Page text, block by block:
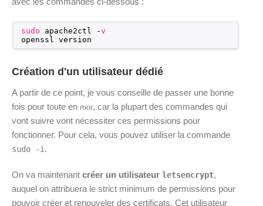
sudo apache2ctl -v
openssl version
Création d'un utilisateur dédié
A partir de ce point, je vous conseille de passer une bonne
fois pour toute en root, car la plupart des commandes qui
vont suivre vont nécessiter ces permissions pour
fonctionner. Pour cela, vous pouvez utiliser la commande
sudo -i .
On va maintenant créer un utilisateur letsencrypt,
auquel on attribuera le strict minimum de permissions pour
pouvoir créer et renouveler des certificats. Cet utilisateur